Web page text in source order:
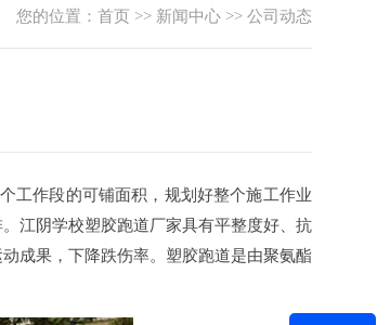
您的位置： 首页 >> 新闻中心 >> 公司动态
工作段的可铺面积，规划好整个施工作业
江阴学校塑胶跑道厂家具有平整度好、抗
成果，下降跌伤率。塑胶跑道是由聚氨酯